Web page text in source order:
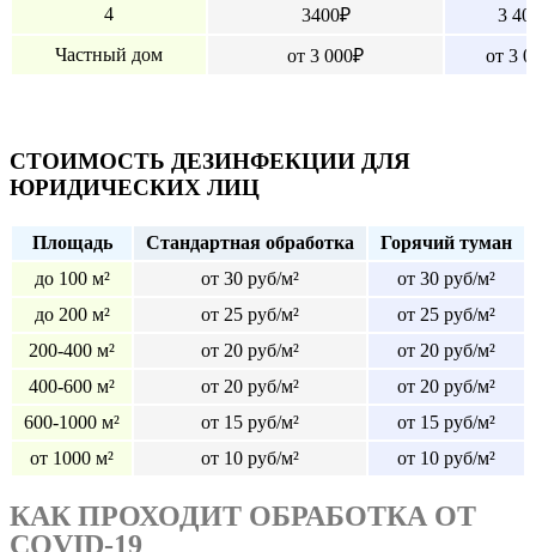
4
3400₽
3
Частный дом
от 3 000₽ от 3
СТОИМОСТЬ ДЕЗИНФЕКЦИИ ДЛЯ
ЮРИДИЧЕСКИХ ЛИЦ
Площадь Стандартная обработка
Горячий туман
до 100 м²
от 30 руб/м²
от 30 руб/м²
до 200 м²
от 25 руб/м²
от 25 руб/м²
200-400 м²
от 20 руб/м²
от 20 руб/м²
400-600 м²
от 20 руб/м²
от 20 руб/м²
600-1000 м²
от 15 руб/м²
от 15 руб/м²
от 1000 м²
от 10 руб/м² от 10 руб/м²
КАК ПРОХОДИТ ОБРАБОТКА ОТ
COVID-19